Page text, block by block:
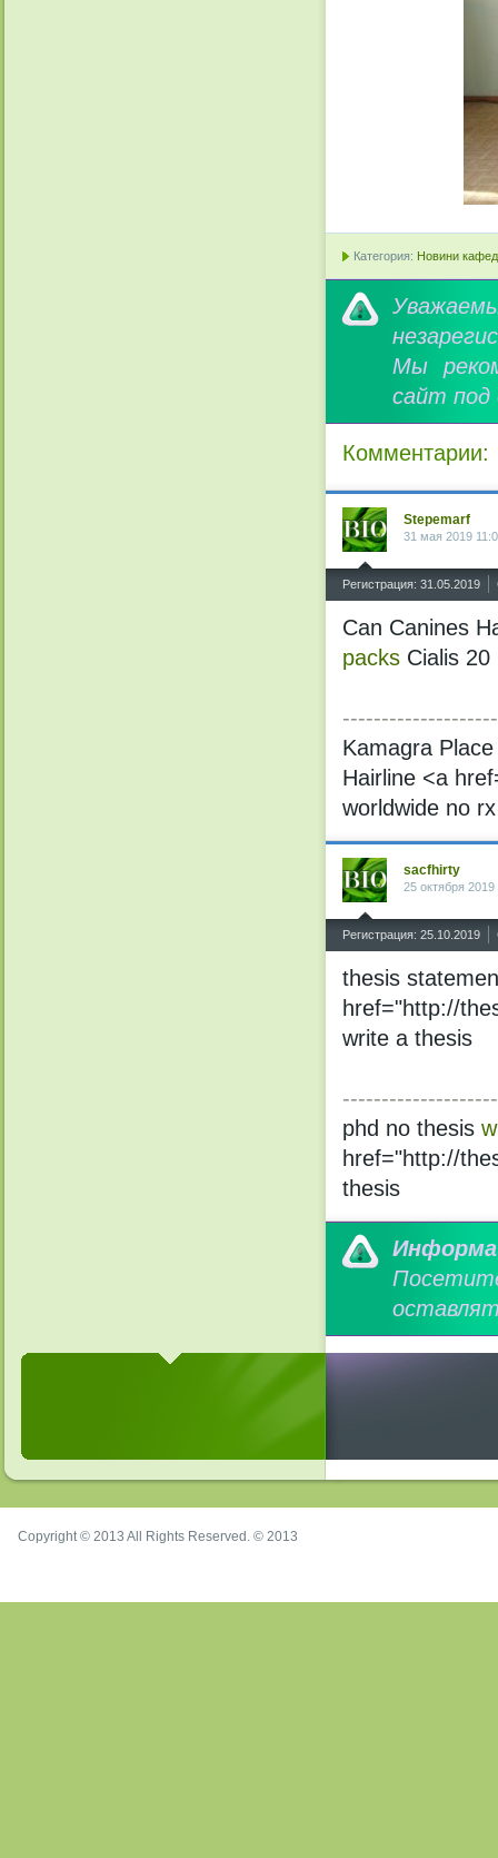
Категория: Новини
Мы
сайт под
Комментарии:
Stepemarf
31 мая 2019
Регистрация: 31.05.2019
Can Canines
packs Cialis
--------------------
Kamagra
Hairline <a
worldwide no
sacfhirty
25 октября 2019
Регистрация: 25.10.2019
thesis
href="http://
write a thesis
--------------------
phd no thesis
href="http://
thesis
Copyright © 2013 All Rights Reserved. © 2013